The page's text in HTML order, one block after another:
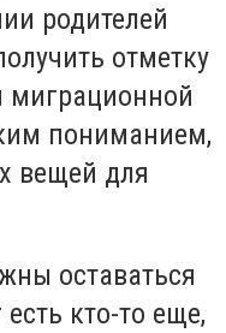
родителей
отметку
миграционной
пониманием,
вещей для
оставаться
кто-то еще,